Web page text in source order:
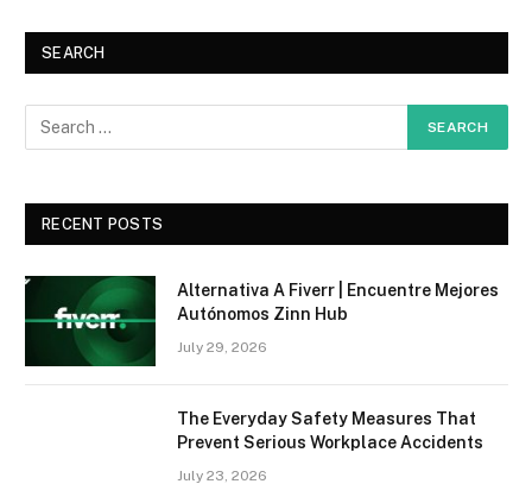
SEARCH
RECENT POSTS
Alternativa A Fiverr | Encuentre Mejores
Autónomos Zinn Hub
July 29, 2026
The Everyday Safety Measures That
Prevent Serious Workplace Accidents
July 23, 2026